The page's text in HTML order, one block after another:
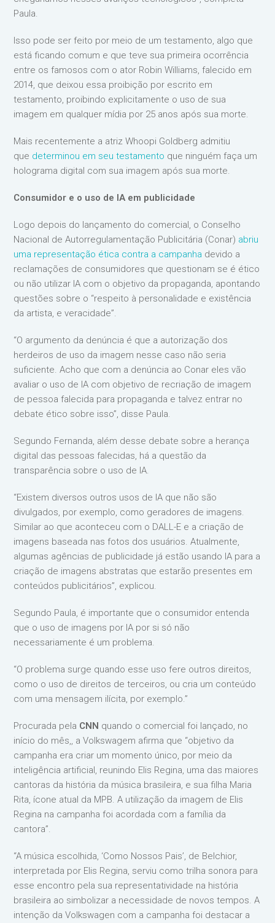
Paula.
Isso pode ser feito por meio de um testamento, algo que
está ficando comum e que teve sua primeira ocorrência
entre os famosos com o ator Robin Williams, falecido em
2014, que deixou essa proibição por escrito em
testamento, proibindo explicitamente o uso de sua
imagem em qualquer mídia por 25 anos após sua morte.
Mais recentemente a atriz Whoopi Goldberg admitiu
que determinou em seu testamento que ninguém faça um
holograma digital com sua imagem após sua morte.
Consumidor e o uso de IA em publicidade
Logo depois do lançamento do comercial, o Conselho
Nacional de Autorregulamentação Publicitária (Conar) abriu
uma representação ética contra a campanha devido a
reclamações de consumidores que questionam se é ético
ou não utilizar IA com o objetivo da propaganda, apontando
questões sobre o “respeito à personalidade e existência
da artista, e veracidade”.
“O argumento da denúncia é que a autorização dos
herdeiros de uso da imagem nesse caso não seria
suficiente. Acho que com a denúncia ao Conar eles vão
avaliar o uso de IA com objetivo de recriação de imagem
de pessoa falecida para propaganda e talvez entrar no
debate ético sobre isso”, disse Paula.
Segundo Fernanda, além desse debate sobre a herança
digital das pessoas falecidas, há a questão da
transparência sobre o uso de IA.
“Existem diversos outros usos de IA que não são
divulgados, por exemplo, como geradores de imagens.
Similar ao que aconteceu com o DALL-E e a criação de
imagens baseada nas fotos dos usuários. Atualmente,
algumas agências de publicidade já estão usando IA para a
criação de imagens abstratas que estarão presentes em
conteúdos publicitários”, explicou.
Segundo Paula, é importante que o consumidor entenda
que o uso de imagens por IA por si só não
necessariamente é um problema.
“O problema surge quando esse uso fere outros direitos,
como o uso de direitos de terceiros, ou cria um conteúdo
com uma mensagem ilícita, por exemplo.”
Procurada pela CNN quando o comercial foi lançado, no
início do mês,, a Volkswagem afirma que “objetivo da
campanha era criar um momento único, por meio da
inteligência artificial, reunindo Elis Regina, uma das maiores
cantoras da história da música brasileira, e sua filha Maria
Rita, ícone atual da MPB. A utilização da imagem de Elis
Regina na campanha foi acordada com a família da
cantora”.
“A música escolhida, ‘Como Nossos Pais’, de Belchior,
interpretada por Elis Regina, serviu como trilha sonora para
esse encontro pela sua representatividade na história
brasileira ao simbolizar a necessidade de novos tempos. A
intenção da Volkswagen com a campanha foi destacar a